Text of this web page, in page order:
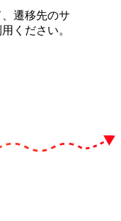
遷移先のサ
ください。